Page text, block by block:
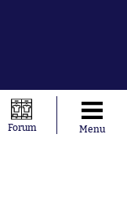
Forum Menu